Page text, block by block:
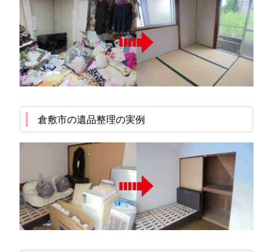
倉敷市の遺品整理の実例